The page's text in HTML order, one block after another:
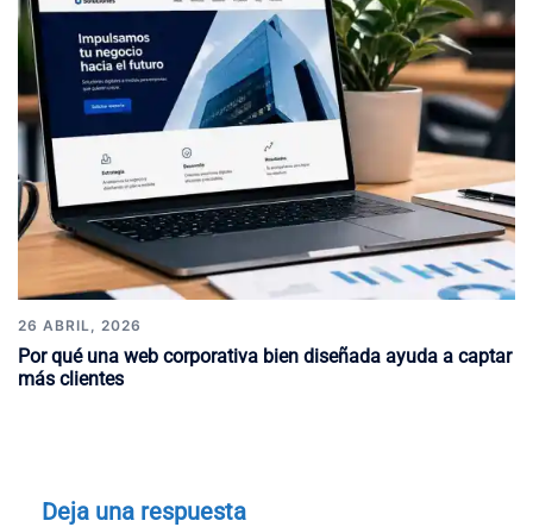
26 ABRIL, 2026
Por qué una web corporativa bien diseñada ayuda a captar
más clientes
Deja una respuesta